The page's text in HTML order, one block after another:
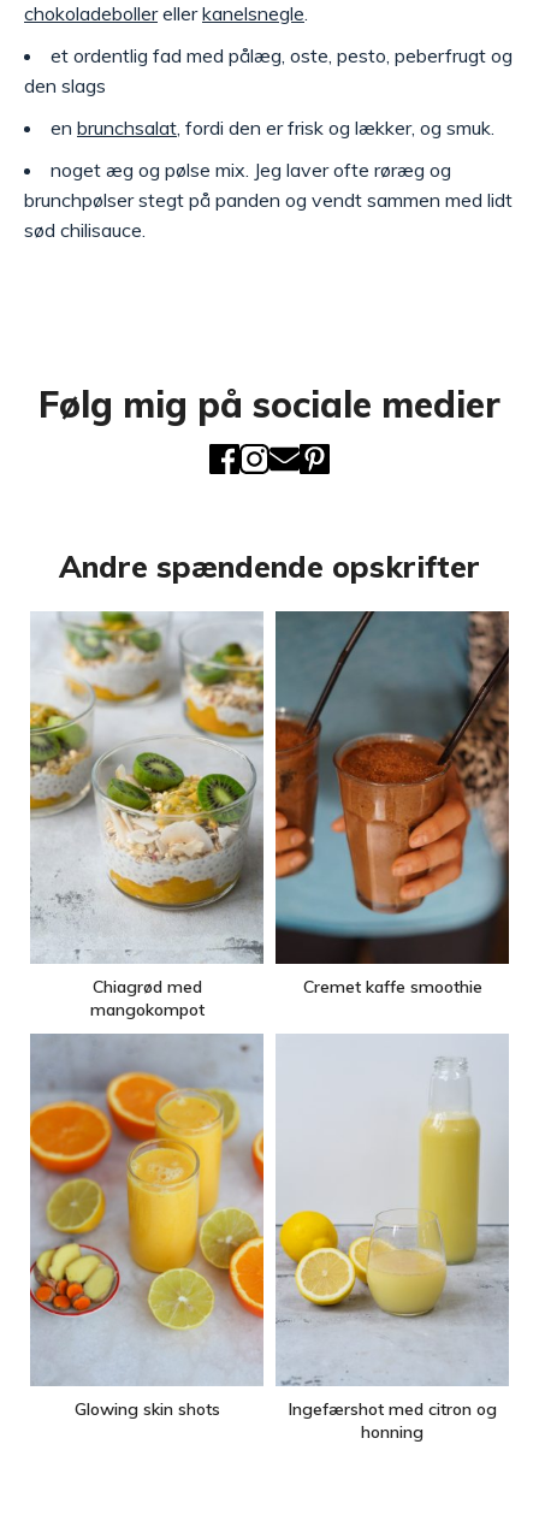
chokoladebollerellerkanelsnegle.
et ordentlig fad med pålæg, oste, pesto, peberfrugt og
den slags
en brunchsalat, fordi den er frisk og lækker, og smuk.
noget æg og pølse mix. Jeg laver ofte røræg og
brunchpølser stegt på panden og vendt sammen med lidt
sød chilisauce.
Følg mig på sociale medier
Andre spændende opskrifter
Chiagrød med
mangokompot
Cremet kaffe smoothie
Glowing skin shots
Ingefærshot med citron og
honning